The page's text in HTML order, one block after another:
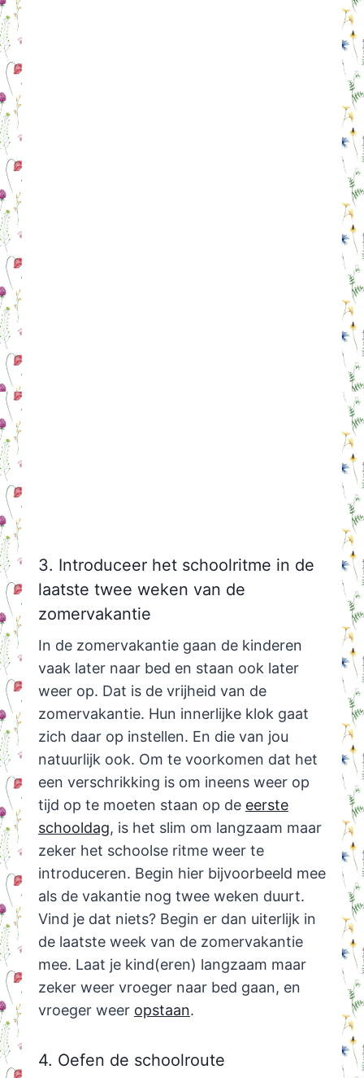
3. Introduceer het schoolritme in de
laatste twee weken van de
zomervakantie
In de zomervakantie gaan de kinderen
vaak later naar bed en staan ook later
weer op. Dat is de vrijheid van de
zomervakantie. Hun innerlijke klok gaat
zich daar op instellen. En die van jou
natuurlijk ook. Om te voorkomen dat het
een verschrikking is om ineens weer op
tijd op te moeten staan op de eerste
schooldag, is het slim om langzaam maar
zeker het schoolse ritme weer te
introduceren. Begin hier bijvoorbeeld mee
als de vakantie nog twee weken duurt.
Vind je dat niets? Begin er dan uiterlijk in
de laatste week van de zomervakantie
mee. Laat je kind(eren) langzaam maar
zeker weer vroeger naar bed gaan, en
vroeger weer opstaan.
4. Oefen de schoolroute